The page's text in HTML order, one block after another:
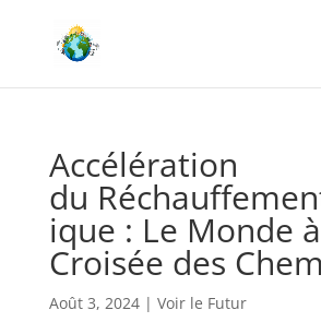
Accélération
du
ique : Le Monde
Croisée des
Août 3, 2024| Voir le Futur